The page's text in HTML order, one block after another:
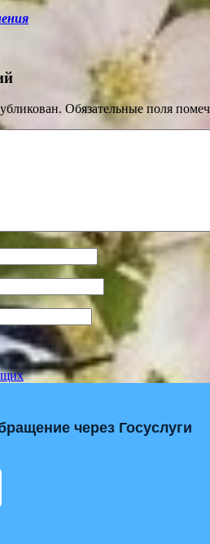
Обязательные поля
через Госуслуги